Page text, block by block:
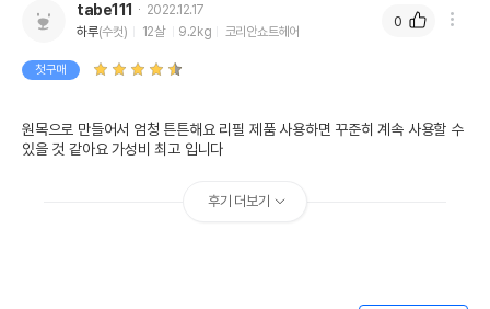
tabe111
2022.12.17
하루(수컷) 12살 9.2kg 코리안쇼트헤어
첫구매
원목으로 만들어서 엄청 튼튼해요 리필 제품 사용하면 꾸준히 계속 사용할 수
있을 것 같아요 가성비 최고 입니다
0
후기 더보기